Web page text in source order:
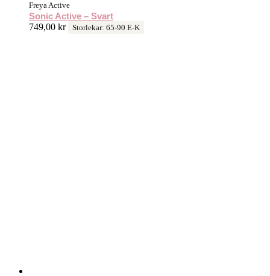
Freya Active
Sonic Active – Svart
749,00 kr Storlekar: 65-90 E-K